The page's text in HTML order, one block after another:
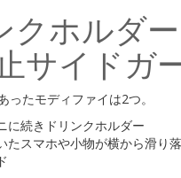
クホルダー
サイドガ
ったモディファイは2つ。
に続きドリンクホルダー
たスマホや小物が横から滑り